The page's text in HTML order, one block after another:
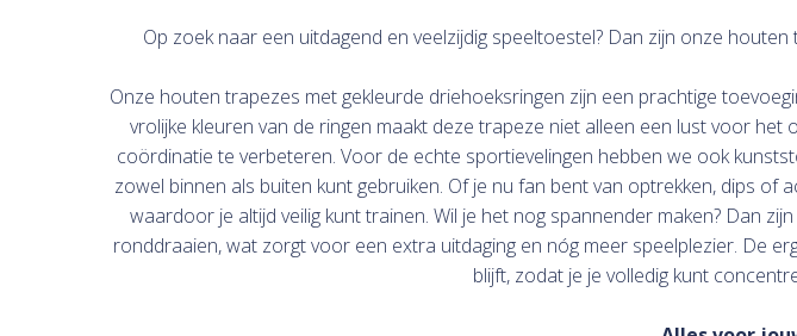
Op zoek naar een uitdagend en veelzijdig speeltoestel? Dan zijn onze
Onze houten trapezes met gekleurde driehoeksringen zijn een prachtige
vrolijke kleuren van de ringen maakt deze trapeze niet alleen een lust voor
coördinatie te verbeteren. Voor de echte sportievelingen hebben we ook
zowel binnen als buiten kunt gebruiken. Of je nu fan bent van optrekken, dips
waardoor je altijd veilig kunt trainen. Wil je het nog spannender maken? Dan
ronddraaien, wat zorgt voor een extra uitdaging en nóg meer speelplezier. De
blijft, zodat je je volledig kunt